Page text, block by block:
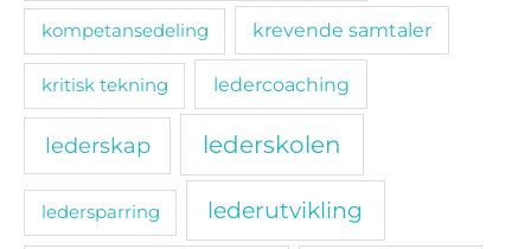
kompetansedeling krevende samtaler
kritisk tekning ledercoaching
lederskap lederskolen
ledersparring lederutvikling